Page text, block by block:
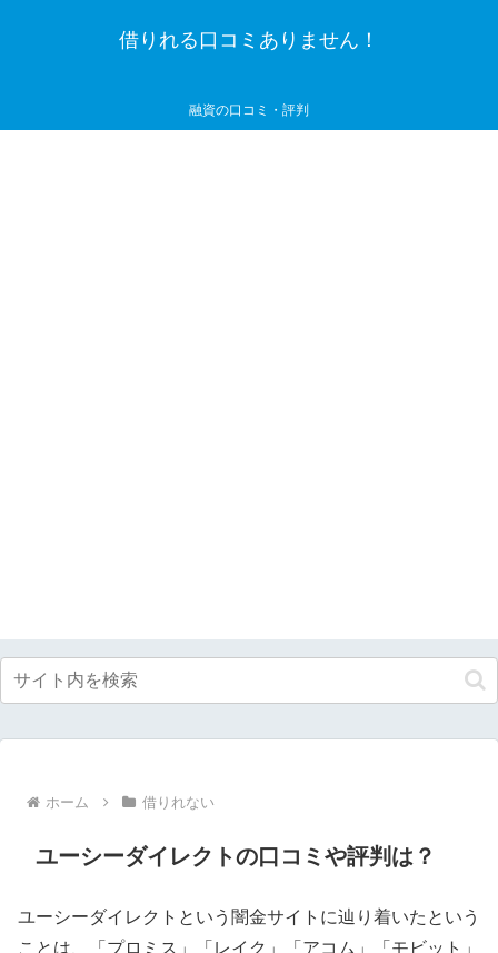
借りれる口コミありません！
融資の口コミ・評判
ホーム 借りれない
ユーシーダイレクトの口コミや評判は？
ユーシーダイレクトという闇金サイトに辿り着いたという
ことは、「プロミス」「レイク」「アコム」「モビット」